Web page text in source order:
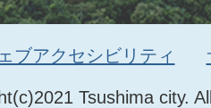
Tsushima city.
ブアクセシビリティ